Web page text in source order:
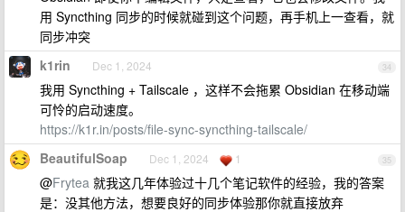
用 Syncthing 同步的时候就碰到这个问题，再手机上一查看，就
同步冲突
34
k1rin Dec 1, 2024
我用 Syncthing + Tailscale ，这样不会拖累 Obsidian 在移动端
可怜的启动速度。
https://k1r.in/posts/file-sync-syncthing-tailscale/
35
BeautifulSoap Dec 1, 2024 1
@Frytea 就我这几年体验过十几个笔记软件的经验，我的答案
是：没其他方法，想要良好的同步体验那你就直接放弃